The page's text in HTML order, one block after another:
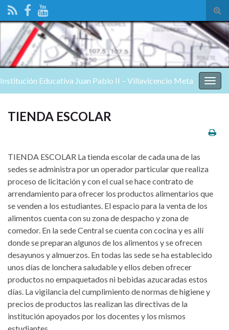
el
de
Institución Educativa Juan Pablo II – Villavicencio Meta
TIENDA ESCOLAR
TIENDA ESCOLAR La tienda escolar de cada una de las
sedes se administra por un operador particular que realiza
proceso de licitación y con el cual se hace contrato de
arrendamiento para ofrecer los productos alimentarios que
se venden a los estudiantes. El espacio para la venta de los
alimentos cuenta con su zona de despacho y zona de
comedor. En la sede Central se cuenta con cocina y es allí
donde se preparan algunos de los alimentos y se ofrecen
desayunos y almuerzos. En todas las sede se ha establecido
unos días de lonchera saludable y ellos deben ofrecer
productos no empaquetados ni bebidas azucaradas estos
días. La vigilancia del cumplimiento de normas de higiene y
precios de productos las realizan las directivas de la
institución apoyados por los docentes y los mismos